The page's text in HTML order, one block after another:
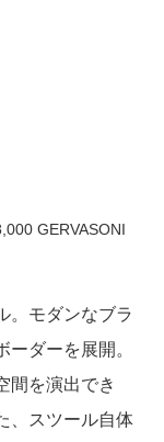
GERVASONI
。モダンなブラ
ダーを展開。
間を演出でき
、スツール自体